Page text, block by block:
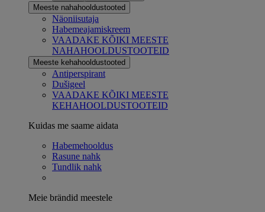
Meeste nahahooldustooted
Näoniisutaja
Habemeajamiskreem
VAADAKE KÕIKI MEESTE
NAHAHOOLDUSTOOTEID
Meeste kehahooldustooted
Antiperspirant
Dušigeel
VAADAKE KÕIKI MEESTE
KEHAHOOLDUSTOOTEID
Kuidas me saame aidata
Habemehooldus
Rasune nahk
Tundlik nahk
Meie brändid meestele